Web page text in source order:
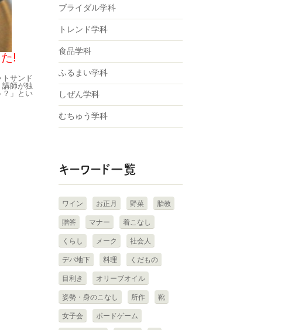
!
サンド
師が独
？」とい
ブライダル学科
トレンド学科
食品学科
ふるまい学科
しぜん学科
むちゅう学科
キーワード一覧
ワイン お正月 野菜 胎教
贈答 マナー 着こなし
くらし メーク 社会人
デパ地下 料理 くだもの
目利き オリーブオイル
姿勢・身のこなし 所作 靴
女子会 ボードゲーム